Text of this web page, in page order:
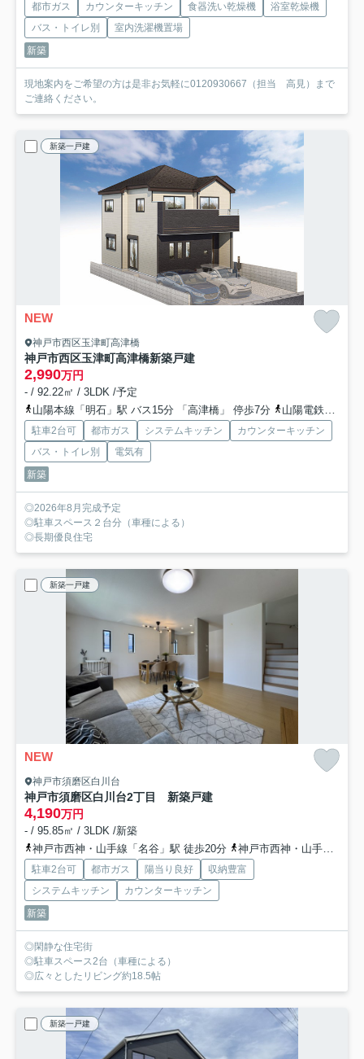
都市ガス カウンターキッチン 食器洗い乾燥機
浴室乾燥機
バス・トイレ別
室内洗濯機置場
新築
現地案内をご希望の方は是非お気軽に0120930667（担当 高見）まで
ご連絡ください。
新築一戸建
NEW
神戸市西区玉津町高津橋
神戸市西区玉津町高津橋新築戸建
2,990万円
- / 92.22㎡ / 3LDK /予定
山陽本線「明石」駅 バス15分 「高津橋」 停歩7分
山陽電鉄本線「山陽明石」駅 バス15分 「高津橋」 停歩7分
駐車2台可 都市ガス システムキッチン
カウンターキッチン
バス・トイレ別
電気有
新築
◎2026年8月完成予定
◎駐車スペース２台分（車種による）
◎長期優良住宅
新築一戸建
NEW
神戸市須磨区白川台
神戸市須磨区白川台2丁目 新築戸建
4,190万円
- / 95.85㎡ / 3LDK /新築
神戸市西神・山手線「名谷」駅 徒歩20分
神戸市西神・山手線「妙法寺」駅 徒歩33分
駐車2台可 都市ガス 陽当り良好
収納豊富
システムキッチン
カウンターキッチン
新築
◎閑静な住宅街
◎駐車スペース2台（車種による）
◎広々としたリビング約18.5帖
新築一戸建